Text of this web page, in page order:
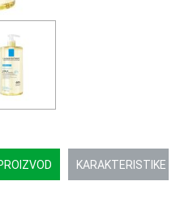
KARAKTERISTIKE